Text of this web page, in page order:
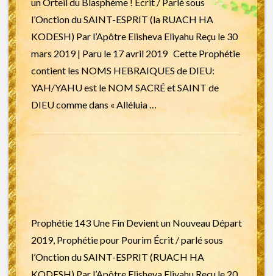
l’Onction du SAINT-ESPRIT (la RUACH HA
KODESH) Par l’Apôtre Elisheva Eliyahu Reçu le 30
mars 2019 | Paru le 17 avril 2019 Cette Prophétie
contient les NOMS HEBRAIQUES de DIEU:
YAH/YAHU est le NOM SACRÉ et SAINT de
DIEU comme dans « Alléluia …
Prophétie 143 Une Fin Devient un Nouveau Départ
2019, Prophétie pour Pourim Écrit / parlé sous
l’Onction du SAINT-ESPRIT (RUACH HA